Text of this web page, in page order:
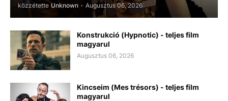
közzétette Unknown - Augusztus 06, 2026
Konstrukció (Hypnotic) - teljes film
magyarul
Augusztus 06, 2026
Kincseim (Mes trésors) - teljes film
magyarul